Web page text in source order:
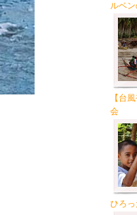
ルベ
【台
会
ひろ